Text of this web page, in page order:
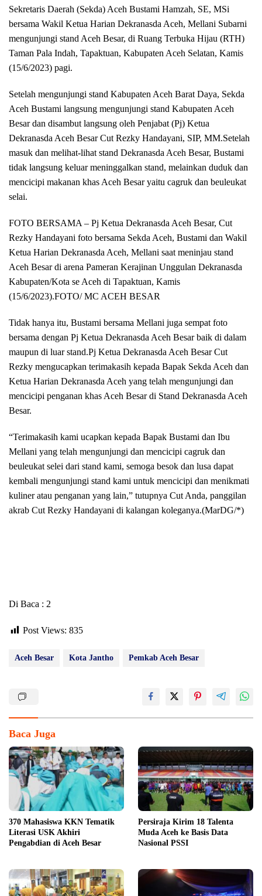
Sekretaris Daerah (Sekda) Aceh Bustami Hamzah, SE, MSi
bersama Wakil Ketua Harian Dekranasda Aceh, Mellani Subarni
mengunjungi stand Aceh Besar, di Ruang Terbuka Hijau (RTH)
Taman Pala Indah, Tapaktuan, Kabupaten Aceh Selatan, Kamis
(15/6/2023) pagi.
Setelah mengunjungi stand Kabupaten Aceh Barat Daya, Sekda
Aceh Bustami langsung mengunjungi stand Kabupaten Aceh
Besar dan disambut langsung oleh Penjabat (Pj) Ketua
Dekranasda Aceh Besar Cut Rezky Handayani, SIP, MM.Setelah
masuk dan melihat-lihat stand Dekranasda Aceh Besar, Bustami
tidak langsung keluar meninggalkan stand, melainkan duduk dan
mencicipi makanan khas Aceh Besar yaitu cagruk dan beuleukat
selai.
FOTO BERSAMA – Pj Ketua Dekranasda Aceh Besar, Cut
Rezky Handayani foto bersama Sekda Aceh, Bustami dan Wakil
Ketua Harian Dekranasda Aceh, Mellani saat meninjau stand
Aceh Besar di arena Pameran Kerajinan Unggulan Dekranasda
Kabupaten/Kota se Aceh di Tapaktuan, Kamis
(15/6/2023).FOTO/ MC ACEH BESAR
Tidak hanya itu, Bustami bersama Mellani juga sempat foto
bersama dengan Pj Ketua Dekranasda Aceh Besar baik di dalam
maupun di luar stand.Pj Ketua Dekranasda Aceh Besar Cut
Rezky mengucapkan terimakasih kepada Bapak Sekda Aceh dan
Ketua Harian Dekranasda Aceh yang telah mengunjungi dan
mencicipi penganan khas Aceh Besar di Stand Dekranasda Aceh
Besar.
“Terimakasih kami ucapkan kepada Bapak Bustami dan Ibu
Mellani yang telah mengunjungi dan mencicipi cagruk dan
beuleukat selei dari stand kami, semoga besok dan lusa dapat
kembali mengunjungi stand kami untuk mencicipi dan menikmati
kuliner atau penganan yang lain,” tutupnya Cut Anda, panggilan
akrab Cut Rezky Handayani di kalangan koleganya.(MarDG/*)
Di Baca : 2
Post Views: 835
Aceh Besar Kota Jantho Pemkab Aceh Besar
Baca Juga
370 Mahasiswa KKN Tematik
Literasi USK Akhiri
Pengabdian di Aceh Besar
Persiraja Kirim 18 Talenta
Muda Aceh ke Basis Data
Nasional PSSI